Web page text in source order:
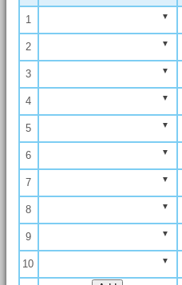
1
2
3
4
5
6
7
8
9
10